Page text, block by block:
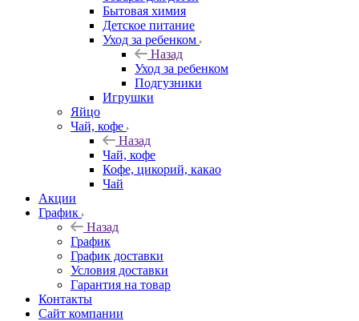
Бытовая химия
Детское питание
Уход за ребенком
Назад
Уход за ребенком
Подгузники
Игрушки
Яйцо
Чай, кофе
Назад
Чай, кофе
Кофе, цикорий, какао
Чай
Акции
График
Назад
График
График доставки
Условия доставки
Гарантия на товар
Контакты
Сайт компании